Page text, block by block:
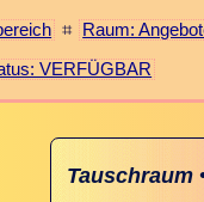
⌗ Raum:
VERFÜGBAR
Tauschraum